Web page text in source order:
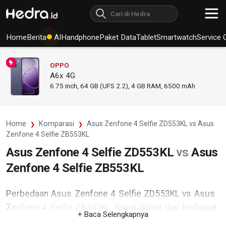
HomeBerita AIHandphonePaket DataTabletSmartwatchService
OPPO
A6x 4G
6.75 inch, 64 GB (UFS 2.2), 4 GB RAM 6500 mAh
Home Komparasi
Asus Zenfone 4 Selfie ZD553KL vs Asus
Zenfone 4 Selfie ZB553KL
Asus Zenfone 4 Selfie ZD553KL vsAsus
Zenfone 4 Selfie ZB553KL
Perbedaan Asus Zenfone 4 Selfie ZD553KL vs Asus
Zenfone 4 Selfie ZB553KL dapat dilihat dari berbagai
aspek. Asus Zenfone 4 Selfie ZD553KL yang dirilis
+ Baca Selengkapnya